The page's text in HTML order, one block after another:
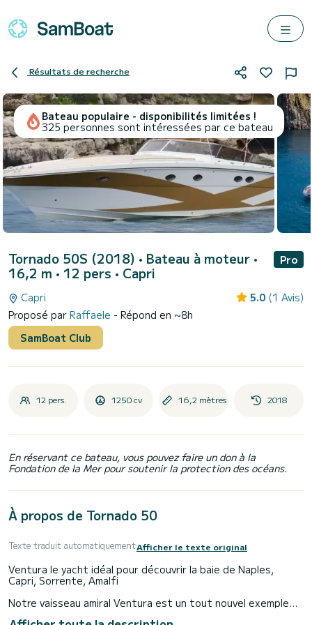
Résultats de recherche
Bateau populaire - disponibilités limitées !
325 personnes sont intéressées par ce bateau
Tornado 50S (2018) • Bateau à moteur •
16,2 m • 12 pers • Capri
Pro
Capri 5.0 (1 Avis)
Proposé par Raffaele - Répond en ~8h
SamBoat Club
12 pers. 1250 cv 16,2 mètres 2018
En réservant ce bateau, vous pouvez faire un don à la
Fondation de la Mer pour soutenir la protection des océans.
À propos de Tornado 50
Texte traduit automatiquementAfficher le texte original
Ventura le yacht idéal pour découvrir la baie de Naples,
Capri, Sorrente, Amalfi
Notre vaisseau amiral Ventura est un tout nouvel exemple